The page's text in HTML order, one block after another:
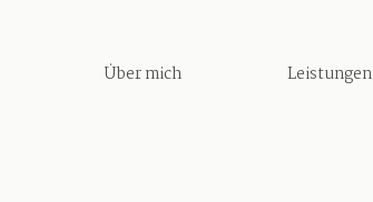
Über mich Leistungen